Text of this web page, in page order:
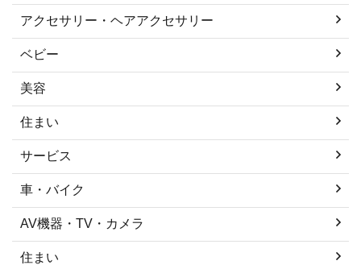
アクセサリー・ヘアアクセサリー
ベビー
美容
住まい
サービス
車・バイク
AV機器・TV・カメラ
住まい